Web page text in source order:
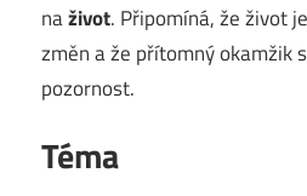
naživot. Připomíná, že život
změn a že přítomný okamžik
pozornost.
Téma